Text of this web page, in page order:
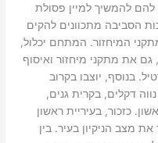
להם להמשיך למיין פסולת
הסביבה מתכוונים להקים
המיחזור. המתחם יכלול,
גם את מתקני מיחזור ואיסוף
בנוסף, יוצבו בקרוב
דקלים, בקרית גנים,
כזכור, בעיריית ראשון
מצב הניקיון בעיר. בין